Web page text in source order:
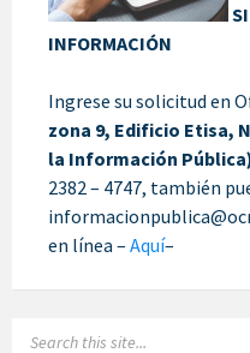
INFORMACIÓN
Ingrese su solicitud en
zona 9, Edificio Etisa,
la Información
2382 – 4747, también
en línea – Aquí–